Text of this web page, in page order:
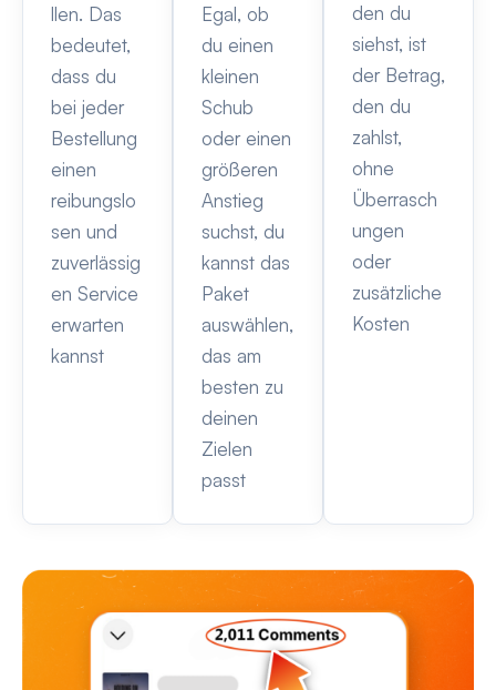
llen. Das
bedeutet,
dass du
bei jeder
Bestellung
einen
reibungslo
sen und
zuverlässig
en Service
erwarten
kannst
Egal, ob
du einen
kleinen
Schub
oder einen
größeren
Anstieg
suchst, du
kannst das
Paket
auswählen,
das am
besten zu
deinen
Zielen
passt
den du
siehst, ist
der Betrag,
den du
zahlst,
ohne
Überrasch
ungen
oder
zusätzliche
Kosten